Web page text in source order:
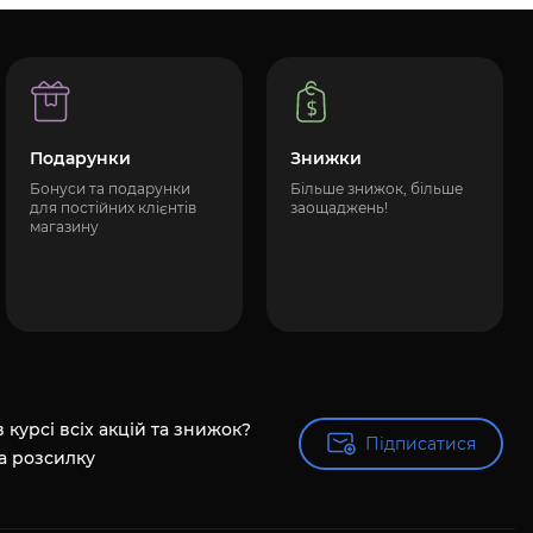
Подарунки
Бонуси та подарунки
для постійних клієнтів
магазину
Знижки
Більше знижок, більше
заощаджень!
всіх акцій та знижок?
розсилку
Підписатися
Підписатися